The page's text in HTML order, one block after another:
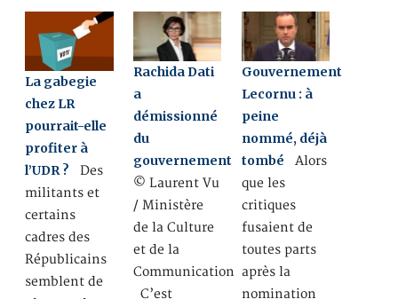
La gabegie
chez LR
pourrait-elle
profiter à
l’UDR ? Des
militants et
certains
cadres des
Républicains
semblent de
Rachida Dati
a
démissionné
du
gouvernement
© Laurent Vu
/ Ministère
de la Culture
et de la
Communication
C’est
Gouvernement
Lecornu : à
peine
nommé, déjà
tombé Alors
que les
critiques
fusaient de
toutes parts
après la
nomination